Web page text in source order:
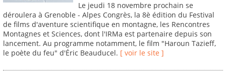
Le jeudi 18 novembre prochain se
déroulera à Grenoble - Alpes Congrès, la 8è édition du Festival
de films d'aventure scientifique en montagne, les Rencontres
Montagnes et Sciences, dont l'IRMa est partenaire depuis son
lancement. Au programme notamment, le film "Haroun Tazieff,
le poète du feu" d'Éric Beauducel. [ voir le site ]